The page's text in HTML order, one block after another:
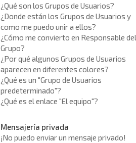
¿Qué son los Grupos de Usuarios?
¿Donde están los Grupos de Usuarios y
como me puedo unir a ellos?
¿Cómo me convierto en Responsable del
Grupo?
¿Por qué algunos Grupos de Usuarios
aparecen en diferentes colores?
¿Qué es un "Grupo de Usuarios
predeterminado"?
¿Qué es el enlace "El equipo"?
Mensajería privada
¡No puedo enviar un mensaje privado!